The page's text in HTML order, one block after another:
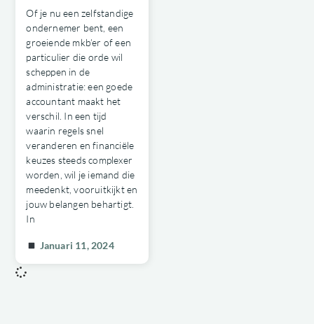
Of je nu een zelfstandige
ondernemer bent, een
groeiende mkb’er of een
particulier die orde wil
scheppen in de
administratie: een goede
accountant maakt het
verschil. In een tijd
waarin regels snel
veranderen en financiële
keuzes steeds complexer
worden, wil je iemand die
meedenkt, vooruitkijkt en
jouw belangen behartigt.
In
Januari 11, 2024